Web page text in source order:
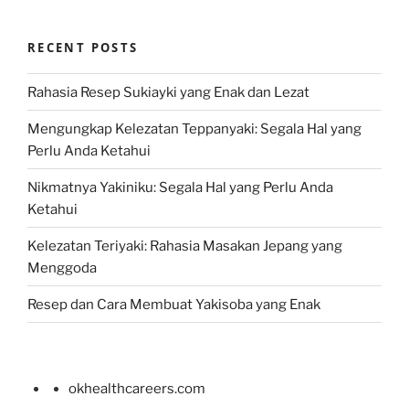
RECENT POSTS
Rahasia Resep Sukiayki yang Enak dan Lezat
Mengungkap Kelezatan Teppanyaki: Segala Hal yang
Perlu Anda Ketahui
Nikmatnya Yakiniku: Segala Hal yang Perlu Anda
Ketahui
Kelezatan Teriyaki: Rahasia Masakan Jepang yang
Menggoda
Resep dan Cara Membuat Yakisoba yang Enak
okhealthcareers.com